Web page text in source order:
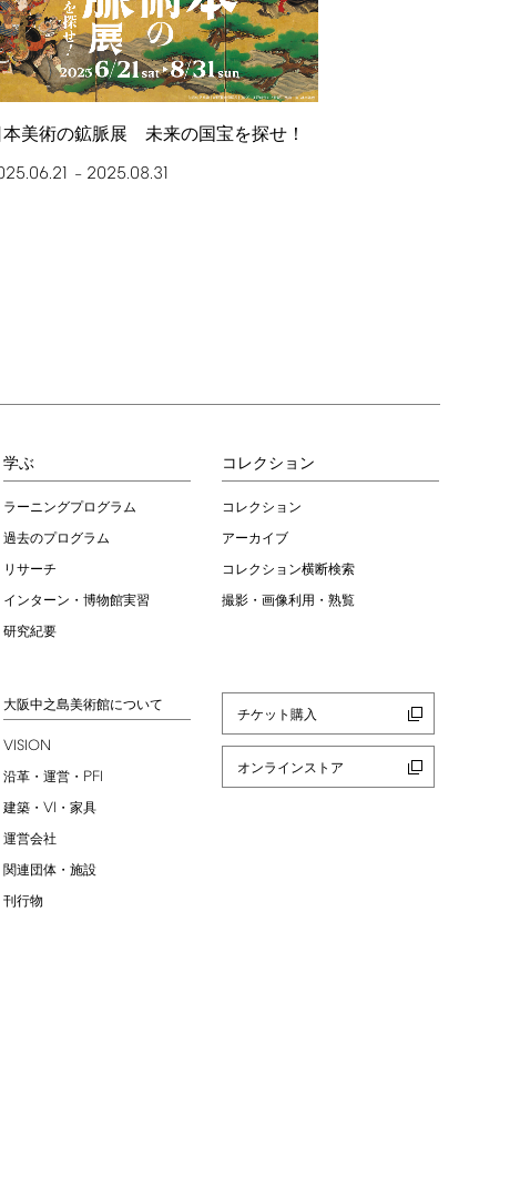
本美術の鉱脈展 未来の国宝を探せ！
– 2025.08.31
学ぶ
ラーニングプログラム
過去のプログラム
リサーチ
インターン・博物館実習
研究紀要
コレクション
コレクション
アーカイブ
コレクション横断検索
撮影・画像利用・熟覧
大阪中之島美術館について
VISION
沿革・運営・ PFI
建築・ VI ・家具
運営会社
関連団体・施設
刊行物
チケット購入
オンラインストア